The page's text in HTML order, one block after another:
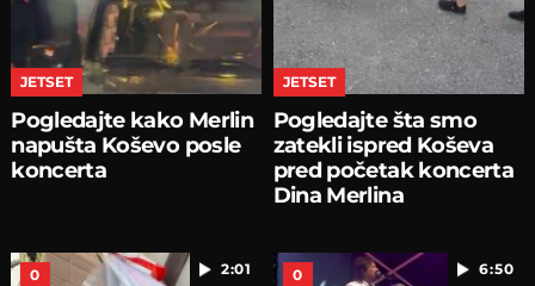
JETSET
Pogledajte kako Merlin
napušta Koševo posle
koncerta
JETSET
Pogledajte šta smo
zatekli ispred Koševa
pred početak koncerta
Dina Merlina
2:01
0 6:50
0